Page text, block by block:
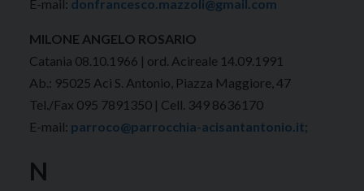
E-mail: donfrancesco.mazzoli@gmail.com
MILONE ANGELO ROSARIO
Catania 08.10.1966 | ord. Acireale 14.09.1991
Ab.: 95025 Aci S. Antonio, Piazza Maggiore, 47
Tel./Fax 095 7891350 | Cell. 349 8636170
E-mail: parroco@parrocchia-acisantantonio.it;
N